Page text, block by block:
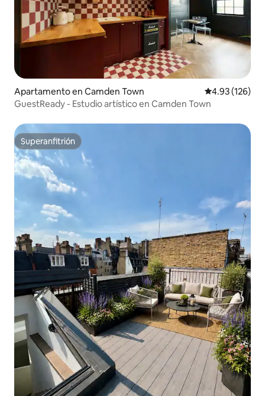
Apartamento en Camden Town Calificación
4.93 (126)
GuestReady - Estudio artístico en Camden Town
Superanfitrión
Superanfitrión